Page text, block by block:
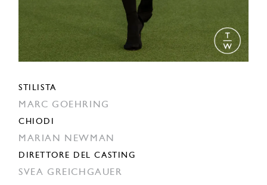
STILISTA
MARC GOEHRING
CHIODI
MARIAN NEWMAN
DIRETTORE DEL CASTING
SVEA GREICHGAUER